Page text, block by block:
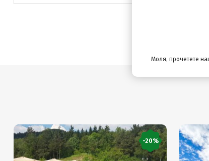
-20%
Моля, прочетете